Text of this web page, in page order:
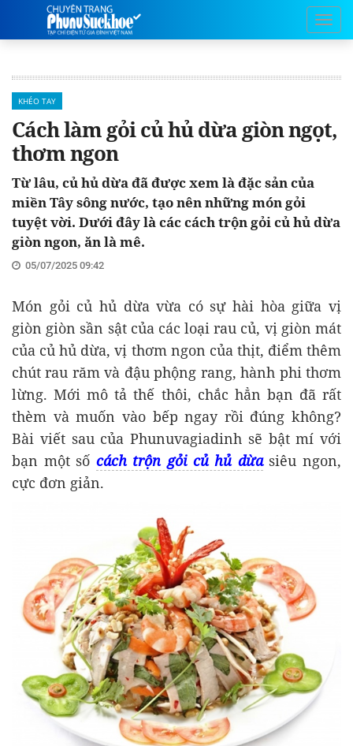
KHÉO TAY
Cách làm gỏi củ hủ dừa giòn ngọt,
thơm ngon
Từ lâu, củ hủ dừa đã được xem là đặc sản của
miền Tây sông nước, tạo nên những món gỏi
tuyệt vời. Dưới đây là các cách trộn gỏi củ hủ dừa
giòn ngon, ăn là mê.
05/07/2025 09:42
Món gỏi củ hủ dừa vừa có sự hài hòa giữa vị
giòn giòn sần sật của các loại rau củ, vị giòn mát
của củ hủ dừa, vị thơm ngon của thịt, điểm thêm
chút rau răm và đậu phộng rang, hành phi thơm
lừng. Mới mô tả thế thôi, chắc hẳn bạn đã rất
thèm và muốn vào bếp ngay rồi đúng không?
Bài viết sau của Phunuvagiadinh sẽ bật mí với
bạn một số cách trộn gỏi củ hủ dừasiêu ngon,
cực đơn giản.